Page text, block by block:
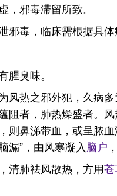
，邪毒滞留所致。
邪毒，临床需根据具
腥臭味。
风热之邪外犯，久病
阻者，肺热燥盛者。
则鼻涕带血，或呈脓
漏”，由风寒凝入 脑户
清肺祛风散热，方用